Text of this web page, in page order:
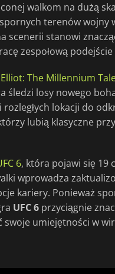
walkom na dużą
terenów wojny
scenerii stanowi
zespołową
The Millennium
śledzi losy nowego
lokacji do
lubią klasyczne
6, która pojawi się 19
wprowadza
kariery. Ponieważ
UFC 6 przyciągnie
umiejętności w